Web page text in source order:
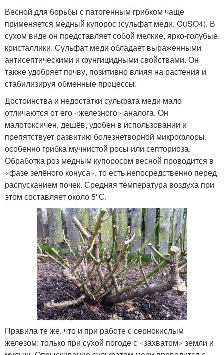
Весной для борьбы с патогенным грибком чаще
применяется медный купорос (сульфат меди, CuSO4). В
сухом виде он представляет собой мелкие, ярко-голубые
кристаллики. Сульфат меди обладает выраженными
антисептическими и фунгицидными свойствами. Он
также удобряет почву, позитивно влияя на растения и
стабилизируя обменные процессы.
Достоинства и недостатки сульфата меди мало
отличаются от его «железного» аналога. Он
малотоксичен, дешёв, удобен в использовании и
препятствует развитию болезнетворной микрофлоры,
особенно грибка мучнистой росы или септориоза.
Обработка роз медным купоросом весной проводится в
«фазе зелёного конуса», то есть непосредственно перед
распусканием почек. Средняя температура воздуха при
этом составляет около 5ºС.
Правила те же, что и при работе с сернокислым
железом: только при сухой погоде с «захватом» земли и